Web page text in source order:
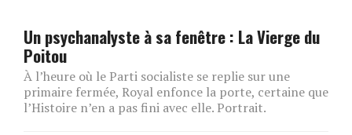
Un psychanalyste à sa fenêtre : La Vierge du
Poitou
À l’heure où le Parti socialiste se replie sur une
primaire fermée, Royal enfonce la porte, certaine que
l’Histoire n’en a pas fini avec elle. Portrait.